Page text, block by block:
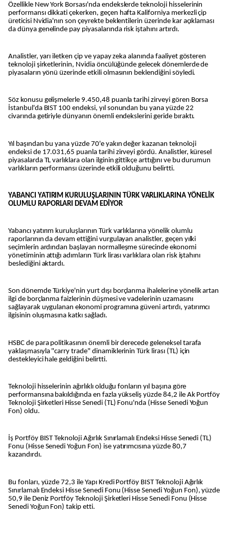
Özellikle New York Borsası'nda endekslerde teknoloji hisselerinin
performansı dikkati çekerken, geçen hafta Kaliforniya merkezli çip
üreticisi Nvidia'nın son çeyrekte beklentilerin üzerinde kar açıklaması
da dünya genelinde pay piyasalarında risk iştahını artırdı.
Analistler, yarı iletken çip ve yapay zeka alanında faaliyet gösteren
teknoloji şirketlerinin, Nvidia öncülüğünde gelecek dönemlerde de
piyasaların yönü üzerinde etkili olmasının beklendiğini söyledi.
Söz konusu gelişmelerle 9.450,48 puanla tarihi zirveyi gören Borsa
İstanbul'da BIST 100 endeksi, yıl sonundan bu yana yüzde 22
civarında getiriyle dünyanın önemli endekslerini geride bıraktı.
Yıl başından bu yana yüzde 70'e yakın değer kazanan teknoloji
endeksi de 17.031,65 puanla tarihi zirveyi gördü. Analistler, küresel
piyasalarda TL varlıklara olan ilginin gittikçe arttığını ve bu durumun
varlıkların performansı üzerinde etkili olduğunu belirtti.
YABANCI YATIRIM KURULUŞLARININ TÜRK VARLIKLARINA YÖNELİK
OLUMLU RAPORLARI DEVAM EDİYOR
Yabancı yatırım kuruluşlarının Türk varlıklarına yönelik olumlu
raporlarının da devam ettiğini vurgulayan analistler, geçen yılki
seçimlerin ardından başlayan normalleşme sürecinde ekonomi
yönetiminin attığı adımların Türk lirası varlıklara olan risk iştahını
beslediğini aktardı.
Son dönemde Türkiye'nin yurt dışı borçlanma ihalelerine yönelik artan
ilgi de borçlanma faizlerinin düşmesi ve vadelerinin uzamasını
sağlayarak uygulanan ekonomi programına güveni artırdı, yatırımcı
ilgisinin oluşmasına katkı sağladı.
HSBC de para politikasının önemli bir derecede geleneksel tarafa
yaklaşmasıyla "carry trade" dinamiklerinin Türk lirası (TL) için
destekleyici hale geldiğini belirtti.
Teknoloji hisselerinin ağırlıklı olduğu fonların yıl başına göre
performansına bakıldığında en fazla yükseliş yüzde 84,2 ile Ak Portföy
Teknoloji Şirketleri Hisse Senedi (TL) Fonu'nda (Hisse Senedi Yoğun
Fon) oldu.
İş Portföy BIST Teknoloji Ağırlık Sınırlamalı Endeksi Hisse Senedi (TL)
Fonu (Hisse Senedi Yoğun Fon) ise yatırımcısına yüzde 80,7
kazandırdı.
Bu fonları, yüzde 72,3 ile Yapı Kredi Portföy BIST Teknoloji Ağırlık
Sınırlamalı Endeksi Hisse Senedi Fonu (Hisse Senedi Yoğun Fon), yüzde
50,9 ile Deniz Portföy Teknoloji Şirketleri Hisse Senedi Fonu (Hisse
Senedi Yoğun Fon) takip etti.